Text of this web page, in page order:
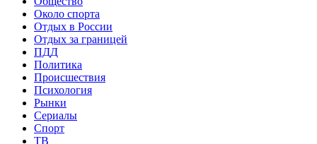
Около спорта
Отдых в России
Отдых за границей
ПДД
Политика
Происшествия
Психология
Рынки
Сериалы
Спорт
ТВ